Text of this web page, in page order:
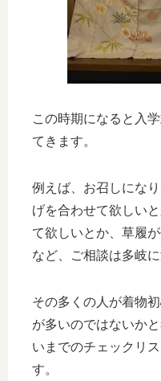
この時期になると入
てきます。
例えば、お召しにな
げを合わせて欲しい
て欲しいとか、草履
など、ご相談は多岐に
その多くの人が着物
が多いのではないか
いまでのチェックリ
す。